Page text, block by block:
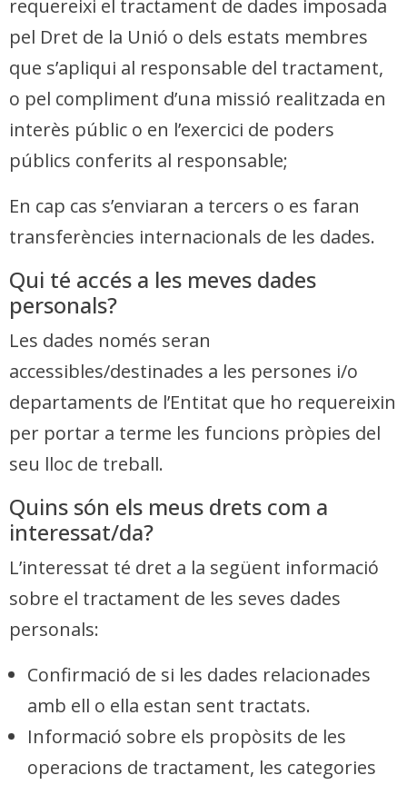
requereixi el tractament de dades imposada
pel Dret de la Unió o dels estats membres
que s’apliqui al responsable del tractament,
o pel compliment d’una missió realitzada en
interès públic o en l’exercici de poders
públics conferits al responsable;
En cap cas s’enviaran a tercers o es faran
transferències internacionals de les dades.
Qui té accés a les meves dades
personals?
Les dades només seran
accessibles/destinades a les persones i/o
departaments de l’Entitat que ho requereixin
per portar a terme les funcions pròpies del
seu lloc de treball.
Quins són els meus drets com a
interessat/da?
L’interessat té dret a la següent informació
sobre el tractament de les seves dades
personals:
Confirmació de si les dades relacionades
amb ell o ella estan sent tractats.
Informació sobre els propòsits de les
operacions de tractament, les categories